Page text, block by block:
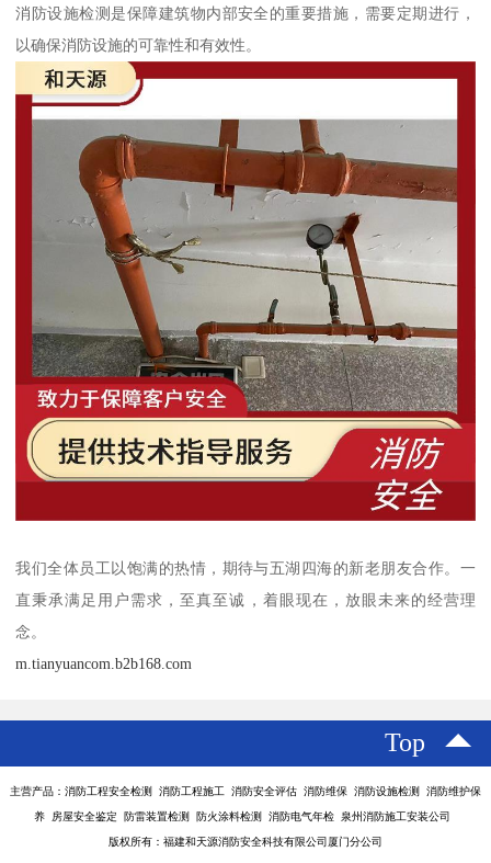
消防设施检测是保障建筑物内部安全的重要措施，需要定期进行，
以确保消防设施的可靠性和有效性。
我们全体员工以饱满的热情，期待与五湖四海的新老朋友合作。一
直秉承满足用户需求，至真至诚，着眼现在，放眼未来的经营理
念。
m.tianyuancom.b2b168.com
Top
主营产品：消防工程安全检测 消防工程施工 消防安全评估 消防维保 消防设施检测 消防维护保
养 房屋安全鉴定 防雷装置检测 防火涂料检测 消防电气年检 泉州消防施工安装公司
版权所有：福建和天源消防安全科技有限公司厦门分公司